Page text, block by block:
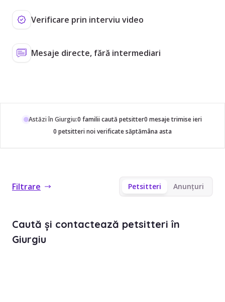
Verificare prin interviu video
Mesaje directe, fără intermediari
Astăzi în Giurgiu:0 familii caută petsitter0 mesaje trimise ieri
0 petsitteri noi verificate săptămâna asta
Filtrare Petsitteri Anunțuri
Caută și contactează petsitteri în
Giurgiu